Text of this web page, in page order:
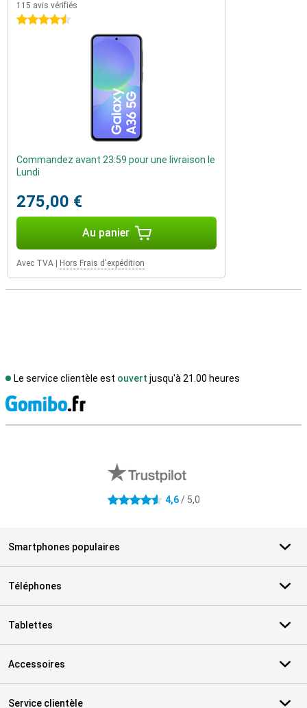
115 avis vérifiés
4.5 étoiles
Commandez avant 23:59 pour une livraison le
Lundi
275,00 €
Au panier
Avec TVA Hors Frais d'expédition
Le service clientèle est ouvert jusqu'à 21.00 heures
4.6 étoiles 4,6/ 5,0
Smartphones populaires
Téléphones
Tablettes
Accessoires
Service clientèle